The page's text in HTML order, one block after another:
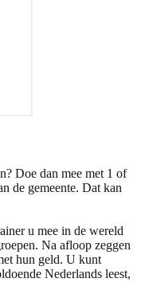
Doe dan mee met 1 of
de gemeente. Dat kan
u mee in de wereld
Na afloop zeggen
hun geld. U kunt
Nederlands leest,